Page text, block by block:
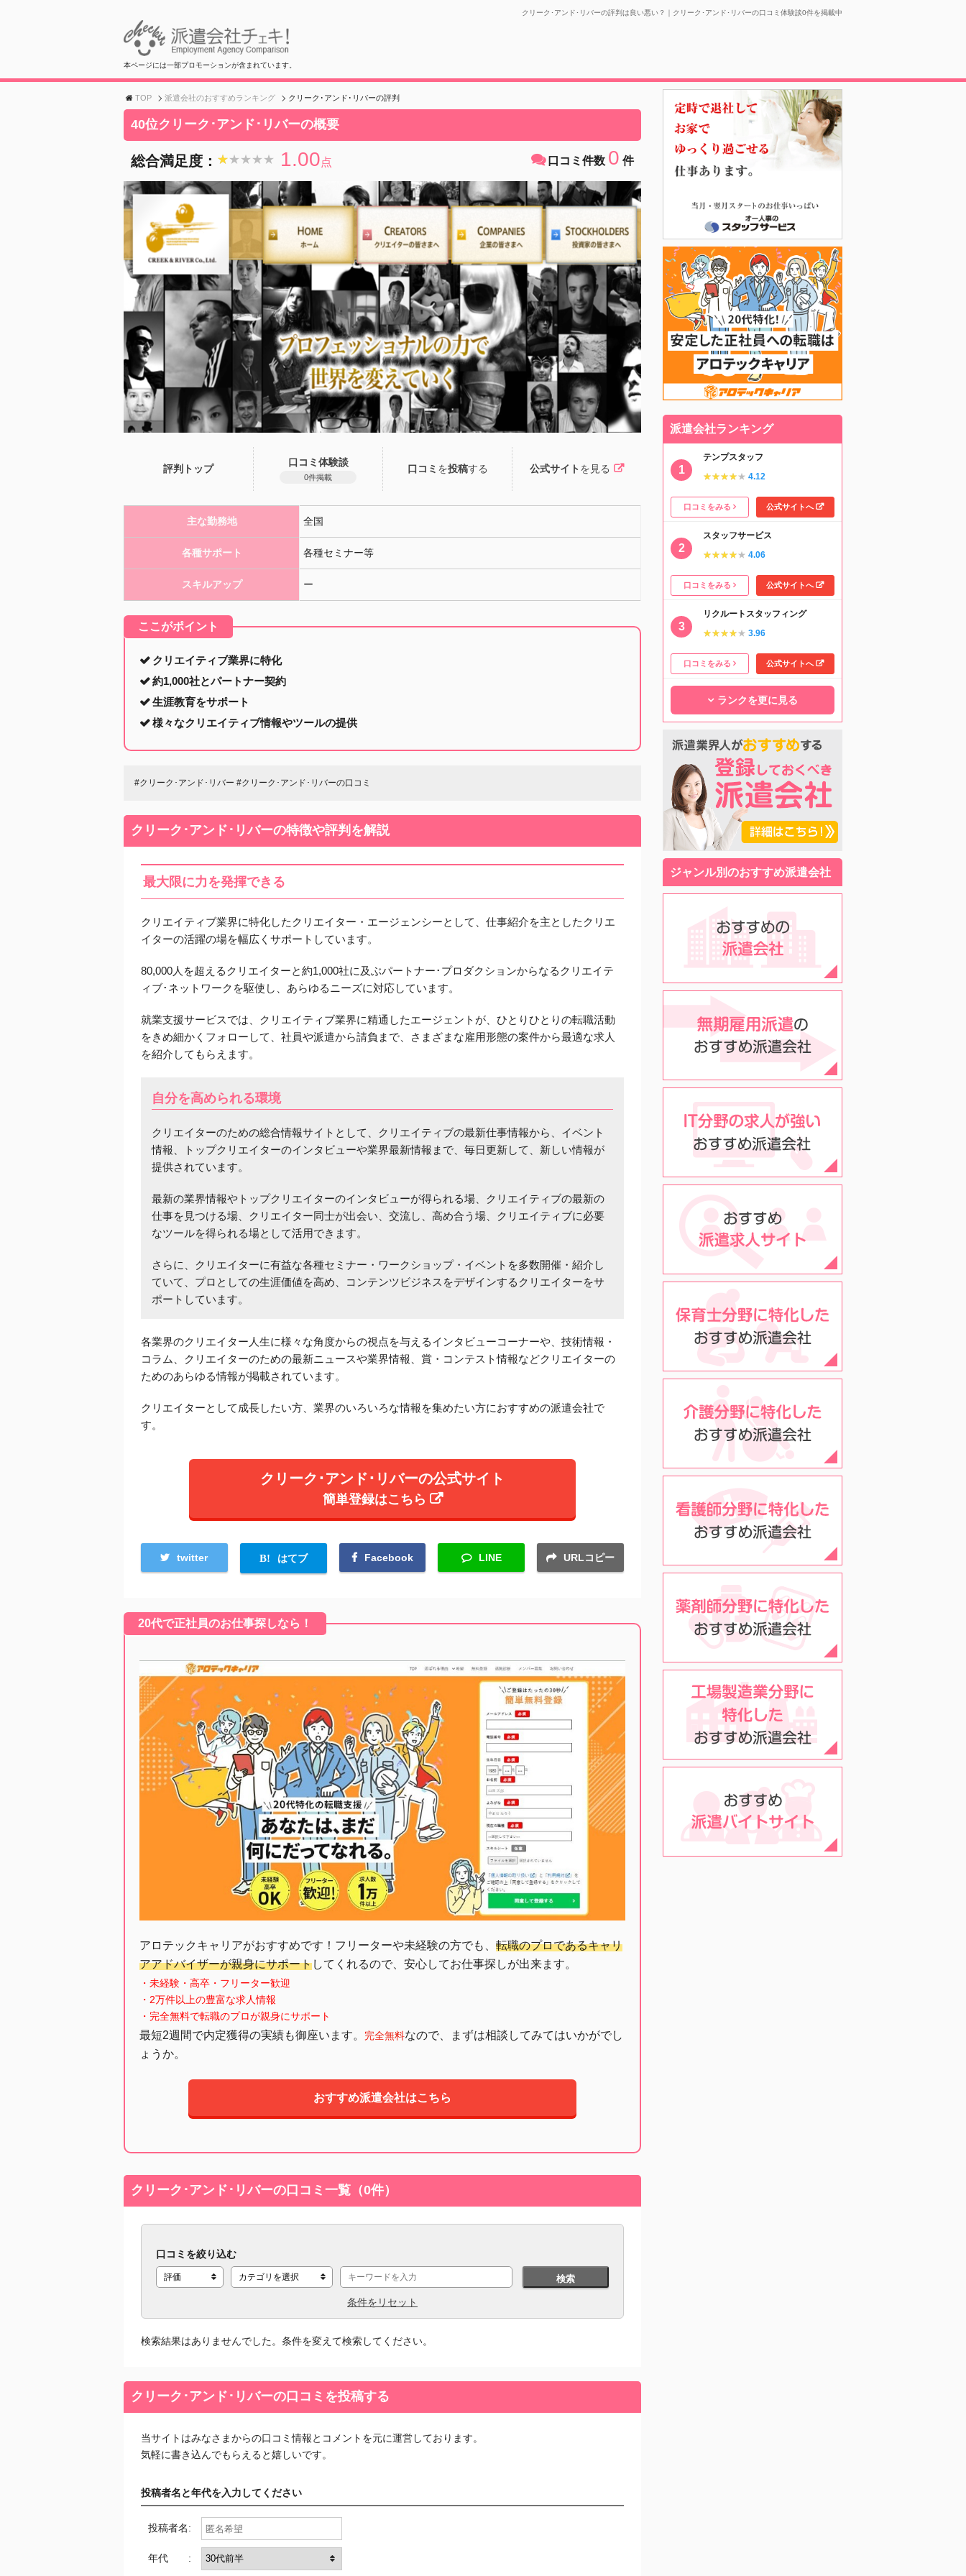
クリーク･アンド･リバーの評判は良い悪い？｜クリーク･アンド･リバーの口コミ体験談0件を掲載中
本ページには一部プロモーションが含まれています。
TOP 派遣会社のおすすめランキング クリーク･アンド･リバーの評判
40位クリーク･アンド･リバーの概要
総合満足度： ★★★★★
★★★★★ 1.00点 口コミ件数 0 件
評判トップ
口コミ体験談
0件掲載
口コミ を投稿する 公式サイト を見る
主な勤務地 全国
各種サポート 各種セミナー等
スキルアップ ー
ここがポイント
クリエイティブ業界に特化
約1,000社とパートナー契約
生涯教育をサポート
様々なクリエイティブ情報やツールの提供
#クリーク･アンド･リバー #クリーク･アンド･リバーの口コミ
クリーク･アンド･リバーの特徴や評判を解説
最大限に力を発揮できる
クリエイティブ業界に特化したクリエイター・エージェンシーとして、仕事紹介を主としたクリエ
イターの活躍の場を幅広くサポートしています。
80,000人を超えるクリエイターと約1,000社に及ぶパートナー･プロダクションからなるクリエイテ
ィブ･ネットワークを駆使し、あらゆるニーズに対応しています。
就業支援サービスでは、クリエイティブ業界に精通したエージェントが、ひとりひとりの転職活動
をきめ細かくフォローして、社員や派遣から請負まで、さまざまな雇用形態の案件から最適な求人
を紹介してもらえます。
自分を高められる環境
クリエイターのための総合情報サイトとして、クリエイティブの最新仕事情報から、イベント
情報、トップクリエイターのインタビューや業界最新情報まで、毎日更新して、新しい情報が
提供されています。
最新の業界情報やトップクリエイターのインタビューが得られる場、クリエイティブの最新の
仕事を見つける場、クリエイター同士が出会い、交流し、高め合う場、クリエイティブに必要
なツールを得られる場として活用できます。
さらに、クリエイターに有益な各種セミナー・ワークショップ・イベントを多数開催・紹介し
ていて、プロとしての生涯価値を高め、コンテンツビジネスをデザインするクリエイターをサ
ポートしています。
各業界のクリエイター人生に様々な角度からの視点を与えるインタビューコーナーや、技術情報・
コラム、クリエイターのための最新ニュースや業界情報、賞・コンテスト情報などクリエイターの
ためのあらゆる情報が掲載されています。
クリエイターとして成長したい方、業界のいろいろな情報を集めたい方におすすめの派遣会社で
す。
クリーク･アンド･リバーの公式サイト
簡単登録はこちら
twitter はてブ Facebook LINE URLコピー
20代で正社員のお仕事探しなら！
アロテックキャリアがおすすめです！フリーターや未経験の方でも、 転職のプロであるキャリ
アアドバイザーが親身にサポートしてくれるので、安心してお仕事探しが出来ます。
・未経験・高卒・フリーター歓迎
・2万件以上の豊富な求人情報
・完全無料で転職のプロが親身にサポート
最短2週間で内定獲得の実績も御座います。 完全無料なので、まずは相談してみてはいかがでし
ょうか。
おすすめ派遣会社はこちら
クリーク･アンド･リバーの口コミ一覧（0件）
口コミを絞り込む
検索
条件をリセット
検索結果はありませんでした。条件を変えて検索してください。
クリーク･アンド･リバーの口コミを投稿する
当サイトはみなさまからの口コミ情報とコメントを元に運営しております。
気軽に書き込んでもらえると嬉しいです。
投稿者名と年代を入力してください
投稿者名:
年代 :
派遣会社ランキング
テンプスタッフ
★★★★★
★★★★★ 4.12
口コミをみる 公式サイトへ
スタッフサービス
★★★★★
★★★★★ 4.06
口コミをみる 公式サイトへ
リクルートスタッフィング
★★★★★
★★★★★ 3.96
口コミをみる 公式サイトへ
ランクを更に見る
ジャンル別のおすすめ派遣会社